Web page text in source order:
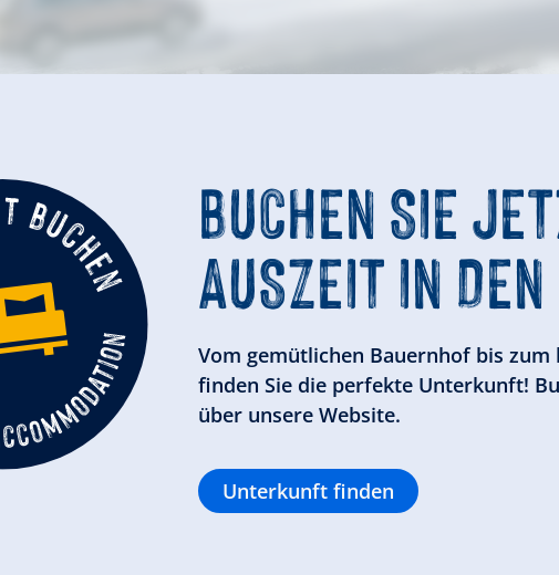
BUCHEN SIE
AUSZEIT IN
Vom gemütlichen Bauernhof bis
finden Sie die perfekte Unterkunft!
über unsere Website.
Unterkunft finden